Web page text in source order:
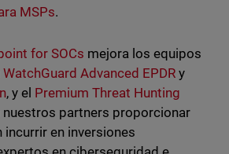
MSPs.
for SOCs mejora los equipos
WatchGuard Advanced EPDR y
, y el Premium Threat Hunting
partners proporcionar
incurrir en inversiones